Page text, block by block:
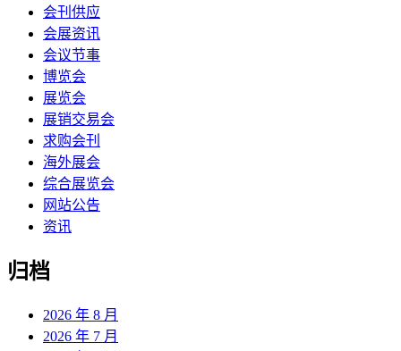
会刊供应
会展资讯
会议节事
博览会
展览会
展销交易会
求购会刊
海外展会
综合展览会
网站公告
资讯
归档
2026 年 8 月
2026 年 7 月